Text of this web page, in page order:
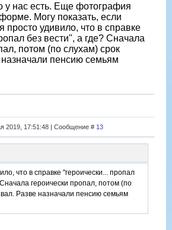
у нас есть. Еще фотография
Могу показать, если
просто удивило, что в справке
без вести", а где? Сначала
потом (по слухам) срок
пенсию семьям
2019, 17:51:48 | Сообщение # 13
что в справке "героически... пропал
героически пропал, потом (по
Разве назначали пенсию семьям